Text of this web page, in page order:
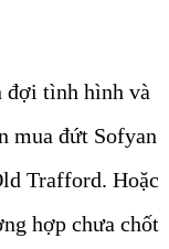
đợi tình hình và
mua đứt Sofyan
Trafford. Hoặc
hợp chưa chốt